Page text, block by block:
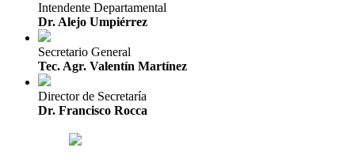
Intendente Departamental
Dr. Alejo Umpiérrez
Secretario General
Tec. Agr. Valentín Martínez
Director de Secretaría
Dr. Francisco Rocca